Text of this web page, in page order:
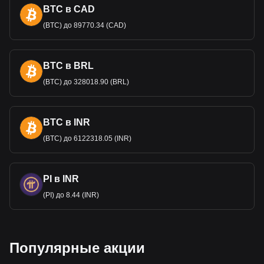
"Квид" - это жаргонное слово, используемое в
Соединенном Королевстве для обозначения британского
наиболее распространенная теория гласит, что оно
происходит от латинского выражения "quid pro quo", что
его с Королевским монетным двором в Квидхэмптоне,
Уилтшир. Со временем "квид" стал синонимом "фунта" в
используется так же неформально, как "баксы" для
долларов в Соединенных Штатах. Примечательно, что
этот термин остается в единственным числе независимо
от суммы, поэтому вместо
"двадцать квид".
BTC в CAD
(BTC) до 89770.34 (CAD)
BTC в BRL
(BTC) до 328018.90 (BRL)
BTC в INR
(BTC) до 6122318.05 (INR)
PI в INR
(PI) до 8.44 (INR)
Популярные акции